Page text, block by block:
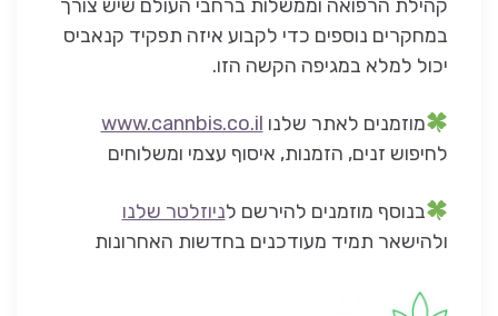
קהילת הרפואה וממשלות ברחבי העולם שיש צורך
במחקרים נוספים כדי לקבוע איזה תפקיד קנאביס
יכול למלא במגיפה הקשה הזו.
מוזמנים לאתר שלנו www.cannbis.co.il
לחיפוש זנים, הזמנות, איסוף עצמי ומשלוחים
בנוסף מוזמנים להירשם לניוזלטר שלנו
ולהישאר תמיד מעודכנים בחדשות האחרונות